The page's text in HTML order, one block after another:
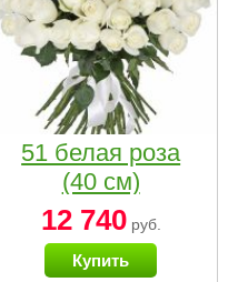
51 белая роза
(40 см)
12 740руб.
Купить